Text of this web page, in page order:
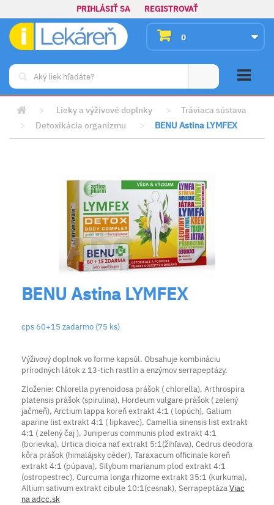
PRIHLÁSIŤ SA REGISTROVAŤ
0
> Lieky a výživové doplnky >
Tráviaca sústava
>
Detoxikácia organizmu > BENU Astina LYMFEX
BENU Astina LYMFEX
cps 60+15 zadarmo (75 ks)
Výživový doplnok vo forme kapsúl. Obsahuje kombináciu
prírodných látok z 13-tich rastlín a enzýmov serrapeptázy.
Zloženie: Chlorella pyrenoidosa prášok ( chlorella), Arthrospira
platensis prášok (spirulina), Hordeum vulgare prášok ( zelený
jačmeň), Arctium lappa koreň extrakt 4:1 ( lopúch), Galium
aparine list extrakt 4:1 ( lipkavec), Camellia sinensis list extrakt
4:1 ( zelený čaj ), Juniperus communis plod extrakt 4:1
(borievka), Urtica dioica nať extrakt 5:1(žihľava), Cedrus deodora
kôra prášok (himalájsky céder), Taraxacum officinale koreň
extrakt 4:1 (púpava), Silybum marianum plod extrakt 4:1
(ostropestrec), Curcuma longa rhizome extrakt 35:1 (kurkuma),
Allium sativum extrakt cibule 10:1(cesnak), SerrapeptázaViac
na adcc.sk